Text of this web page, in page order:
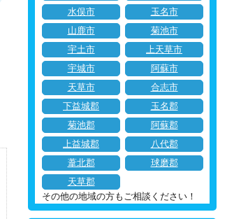
水俣市
玉名市
山鹿市
菊池市
宇土市
上天草市
宇城市
阿蘇市
天草市
合志市
下益城郡
玉名郡
菊池郡
阿蘇郡
上益城郡
八代郡
葦北郡
球磨郡
天草郡
その他の地域の方もご相談ください！